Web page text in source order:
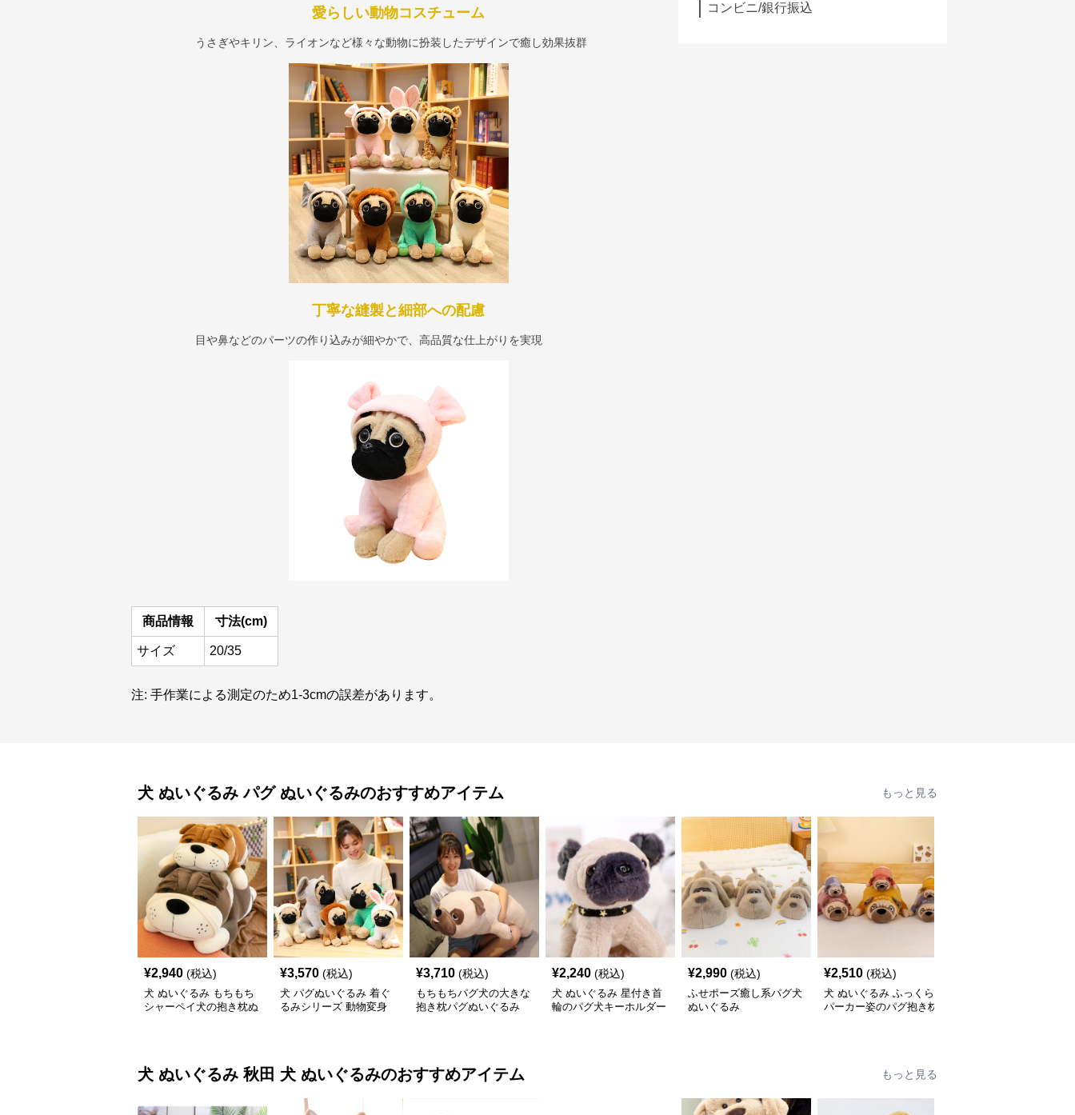
愛らしい動物コスチューム
うさぎやキリン、ライオンなど様々な動物に扮装したデザインで癒し効果抜群
丁寧な縫製と細部への配慮
目や鼻などのパーツの作り込みが細やかで、高品質な仕上がりを実現
商品情報 寸法(cm)
サイズ 20/35
注: 手作業による測定のため1-3cmの誤差があります。
コンビニ/銀行振込
犬 ぬいぐるみ パグ ぬいぐるみのおすすめアイテム もっと見る
¥2,940 (税込)
犬 ぬいぐるみ もちもち
シャーペイ犬の抱き枕ぬ
¥3,570 (税込)
犬 パグぬいぐるみ 着ぐ
るみシリーズ 動物変身
¥3,710 (税込)
もちもちパグ犬の大きな
抱き枕パグぬいぐるみ
¥2,240 (税込)
犬 ぬいぐるみ 星付き首
輪のパグ犬キーホルダー
¥2,990 (税込)
ふせポーズ癒し系パグ犬
ぬいぐるみ
¥2,510 (税込)
犬 ぬいぐるみ ふっくら
パーカー姿のパグ抱き枕
犬 ぬいぐるみ 秋田 犬 ぬいぐるみのおすすめアイテム もっと見る